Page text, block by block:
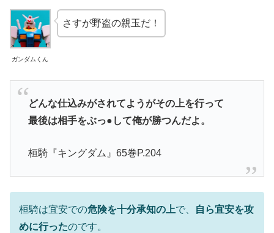
ガンダムくん
さすが野盗の親玉だ！
どんな仕込みがされてようがその上を行って
最後は相手をぶっ●して俺が勝つんだよ。
桓騎『キングダム』65巻P.204
桓騎は宜安での危険を十分承知の上で、
自ら宜安を攻
めに行ったのです。